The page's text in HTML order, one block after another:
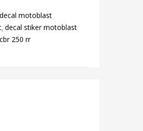
decal motoblast
decal stiker motoblast
250 rr